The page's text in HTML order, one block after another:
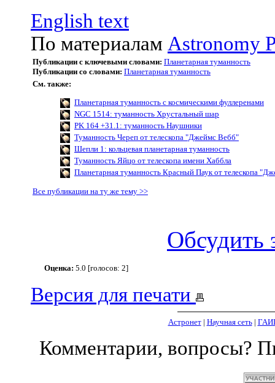
English text
По материалам Astronomy
Публикации с ключевыми словами: Планетарная туманность
Публикации со словами: Планетарная туманность
См. также:
Планетарная туманность с космическими фуллеренами
NGC 1514: туманность Хрустальный шар
PK 164 +31.1: туманность Наушники
Туманность Череп от телескопа "Джеймс Вебб"
Шепли 1: кольцевая планетарная туманность
Туманность Яйцо от телескопа имени Хаббла
Планетарная туманность Красный Паук от телескопа
Все публикации на ту же тему >>
Обсудить
Оценка: 5.0 [голосов: 2]
Версия для печати
Астронет| Научная сеть|
Комментарии, вопросы?